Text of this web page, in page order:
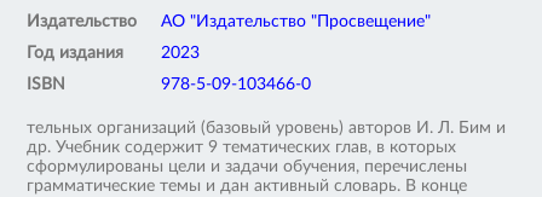
Издательство
АО "Издательство "Просвещение"
Год издания
2023
ISBN
978-5-09-103466-0
тельных организаций (базовый уровень) авторов И. Л. Бим и
др. Учебник содержит 9 тематических глав, в которых
сформулированы цели и задачи обучения, перечислены
грамматические темы и дан активный словарь. В конце